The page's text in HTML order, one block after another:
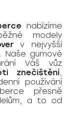
nabízíme
modely
v nejvyšší
Naše gumové
Váš vůz
znečištění,
používání
přesně
a to od